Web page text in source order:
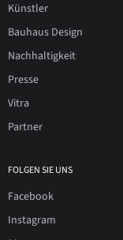
Künstler
Bauhaus Design
Nachhaltigkeit
Presse
Vitra
Partner
FOLGEN SIE UNS
Facebook
Instagram